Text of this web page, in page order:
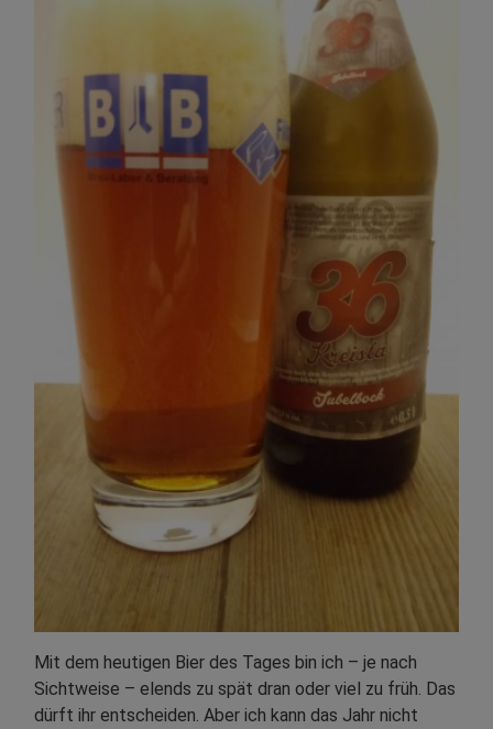
Mit dem heutigen Bier des Tages bin ich – je nach
Sichtweise – elends zu spät dran oder viel zu früh. Das
dürft ihr entscheiden. Aber ich kann das Jahr nicht